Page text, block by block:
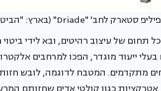
תחום של עיצוב רהיטים, ובא לידי
ייעוד מוגדר, הפכו למרחבים
מתקדמים. המטבח לדוגמה, לובש
כגון קולטי אדים שחזותם